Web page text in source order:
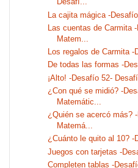
La cajita mágica -
Las cuentas de Carmita
Matem...
Los regalos de Carmita
De todas las formas -
¡Alto! -Desafío 52-
¿Con qué se midió? -
Matemátic...
¿Quién se acercó más?
Matemá...
¿Cuánto le quito al 10?
Juegos con tarjetas -
Completen tablas -